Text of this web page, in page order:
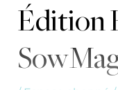
Édition